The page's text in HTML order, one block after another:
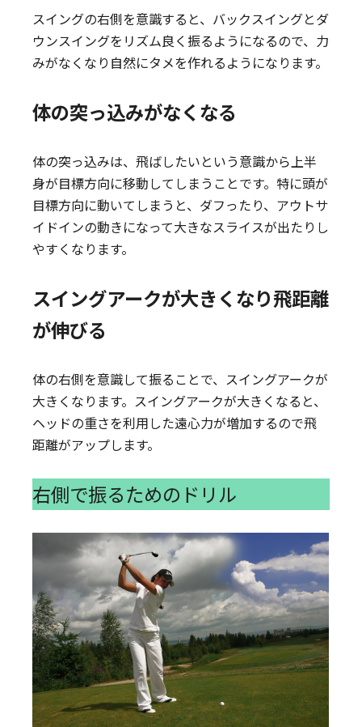
スイングの右側を意識すると、バックスイングとダ
ウンスイングをリズム良く振るようになるので、力
みがなくなり自然にタメを作れるようになります。
体の突っ込みがなくなる
体の突っ込みは、飛ばしたいという意識から上半
身が目標方向に移動してしまうことです。特に頭が
目標方向に動いてしまうと、ダフったり、アウトサ
イドインの動きになって大きなスライスが出たりし
やすくなります。
スイングアークが大きくなり飛距離
が伸びる
体の右側を意識して振ることで、スイングアークが
大きくなります。スイングアークが大きくなると、
ヘッドの重さを利用した遠心力が増加するので飛
距離がアップします。
右側で振るためのドリル